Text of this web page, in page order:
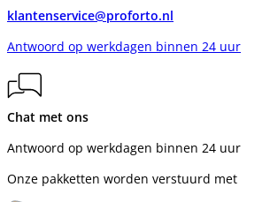
klantenservice@proforto.nl
Antwoord op werkdagen binnen 24 uur
Chat met ons
Antwoord op werkdagen binnen 24 uur
Onze pakketten worden verstuurd met